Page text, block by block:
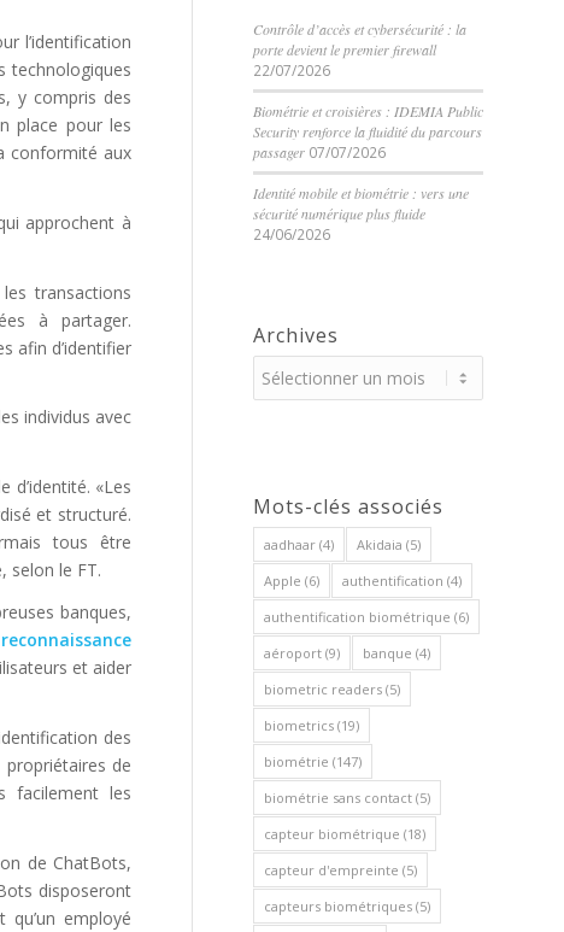
l’identification
technologiques
y compris des
place pour les
conformité aux
approchent à
transactions
à partager.
afin d’identifier
individus avec
d’identité. «Les
et structuré.
tous être
selon le FT.
banques,
reconnaissance
et aider
des
de
facilement les
de ChatBots,
disposeront
employé
Contrôle d’accès et cybersécurité : la
porte devient le premier firewall
22/07/2026
Biométrie et croisières : IDEMIA Public
Security renforce la fluidité du parcours
passager 07/07/2026
Identité mobile et biométrie : vers une
sécurité numérique plus fluide
24/06/2026
Archives
Mots-clés associés
aadhaar (4) Akidaia (5)
Apple (6) authentification (4)
authentification biométrique (6)
aéroport (9) banque (4)
biometric readers (5)
biometrics (19)
biométrie (147)
biométrie sans contact (5)
capteur biométrique (18)
capteur d'empreinte (5)
capteurs biométriques (5)